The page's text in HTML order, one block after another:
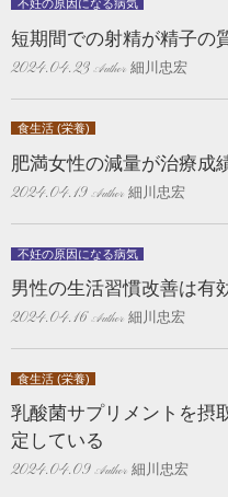
不妊の原因になる病気
短期間での射精が精子の
2024.04.23 細川忠宏
食生活 (栄養)
肥満女性の減量が治療成
2024.04.19 細川忠宏
不妊の原因になる病気
男性の生活習慣改善は有
2024.04.16 細川忠宏
食生活 (栄養)
乳酸菌サプリメントを摂
定している
2024.04.09 細川忠宏